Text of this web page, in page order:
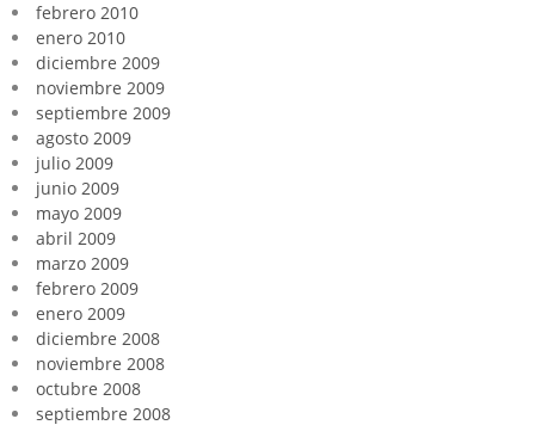
febrero 2010
enero 2010
diciembre 2009
noviembre 2009
septiembre 2009
agosto 2009
julio 2009
junio 2009
mayo 2009
abril 2009
marzo 2009
febrero 2009
enero 2009
diciembre 2008
noviembre 2008
octubre 2008
septiembre 2008